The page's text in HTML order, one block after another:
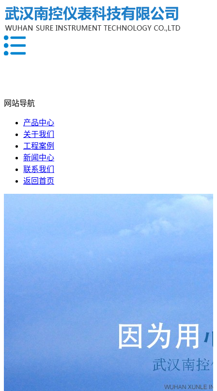
网站导航
产品中心
关于我们
工程案例
新闻中心
联系我们
返回首页